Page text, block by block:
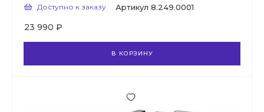
Доступно к заказу Артикул 8.249.0001
23 990 ₽
В КОРЗИНУ